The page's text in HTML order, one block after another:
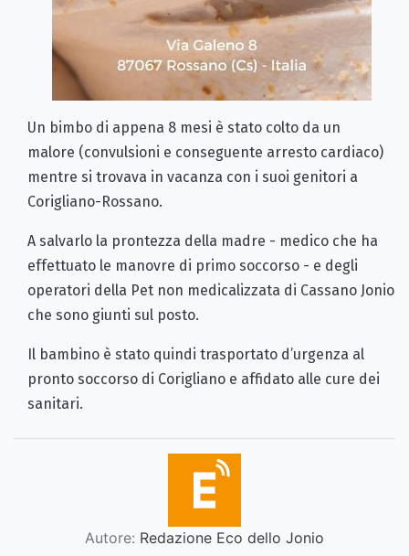
Un bimbo di appena 8 mesi è stato colto da un
malore (convulsioni e conseguente arresto cardiaco)
mentre si trovava in vacanza con i suoi genitori a
Corigliano-Rossano.
A salvarlo la prontezza della madre - medico che ha
effettuato le manovre di primo soccorso - e degli
operatori della Pet non medicalizzata di Cassano Jonio
che sono giunti sul posto.
Il bambino è stato quindi trasportato d’urgenza al
pronto soccorso di Corigliano e affidato alle cure dei
sanitari.
Autore: Redazione Eco dello Jonio